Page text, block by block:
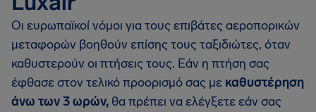
Οι ευρωπαϊκοί νόμοι για τους επιβάτες αεροπορικών
μεταφορών βοηθούν επίσης τους ταξιδιώτες, όταν
καθυστερούν οι πτήσεις τους. Εάν η πτήση σας
έφθασε στον τελικό προορισμό σας με καθυστέρηση
άνω των 3 ωρών, θα πρέπει να ελέγξετε εάν σας